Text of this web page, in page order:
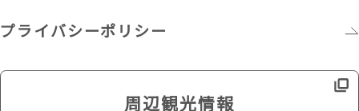
プライバシーポリシー
周辺観光情報